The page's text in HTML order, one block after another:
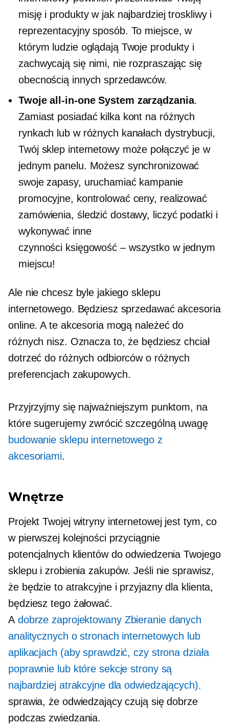
misję i produkty w jak najbardziej troskliwy i
reprezentacyjny sposób. To miejsce, w
którym ludzie oglądają Twoje produkty i
zachwycają się nimi, nie rozpraszając się
obecnością innych sprzedawców.
Twojeall-in-oneSystem zarządzania.
Zamiast posiadać kilka kont na różnych
rynkach lub w różnych kanałach dystrybucji,
Twój sklep internetowy może połączyć je w
jednym panelu. Możesz synchronizować
swoje zapasy, uruchamiać kampanie
promocyjne, kontrolować ceny, realizować
zamówienia, śledzić dostawy, liczyć podatki i
wykonywać inne
czynności księgowość – wszystkow jednym
miejscu!
Ale nie chcesz byle jakiego sklepu
internetowego. Będziesz sprzedawać akcesoria
online. A te akcesoria mogą należeć do
różnych nisz. Oznacza to, że będziesz chciał
dotrzeć do różnych odbiorców o różnych
preferencjach zakupowych.
Przyjrzyjmy się najważniejszym punktom, na
które sugerujemy zwrócić szczególną uwagę
budowanie sklepu internetowego z
akcesoriami.
Wnętrze
Projekt Twojej witryny internetowej jest tym, co
w pierwszej kolejności przyciągnie
potencjalnych klientów do odwiedzenia Twojego
sklepu i zrobienia zakupów. Jeśli nie sprawisz,
że będzie to atrakcyjne i przyjazny dla klienta,
będziesz tego żałować.
A dobrze zaprojektowanyZbieranie danych
analitycznych o stronach internetowych lub
aplikacjach (aby sprawdzić, czy strona działa
poprawnie lub które sekcje strony są
najbardziej atrakcyjne dla odwiedzających).
sprawia, że ​​odwiedzający czują się dobrze
podczas zwiedzania.